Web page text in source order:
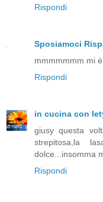
Rispondi
Sposiamoci
mmmmmmm mi
Rispondi
in cucina con
giusy questa
strepitosa,la
dolce...insomma
Rispondi